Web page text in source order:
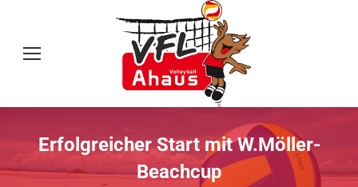
Erfolgreicher Start mit W.Möller-
Beachcup